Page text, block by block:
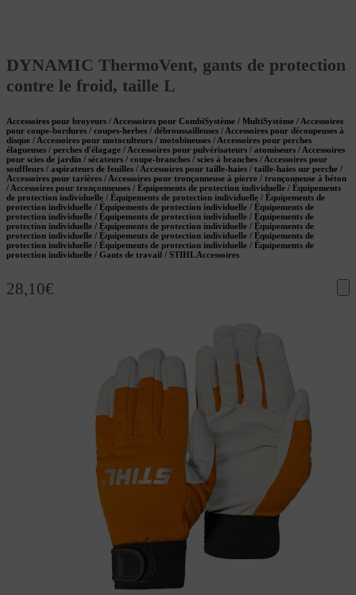
DYNAMIC ThermoVent, gants de protection
contre le froid, taille L
Accessoires pour broyeurs / Accessoires pour CombiSystème / MultiSystème / Accessoires
pour coupe-bordures / coupes-herbes / débroussailleuses / Accessoires pour découpeuses à
disque / Accessoires pour motoculteurs / motobineuses / Accessoires pour perches
élagueuses / perches d'élagage / Accessoires pour pulvérisateurs / atomiseurs / Accessoires
pour scies de jardin / sécateurs / coupe-branches / scies à branches / Accessoires pour
souffleurs / aspirateurs de feuilles / Accessoires pour taille-haies / taille-haies sur perche /
Accessoires pour tarières / Accessoires pour tronçonneuse à pierre / tronçonneuse à béton
/ Accessoires pour tronçonneuses / Équipements de protection individuelle / Équipements
de protection individuelle / Équipements de protection individuelle / Équipements de
protection individuelle / Équipements de protection individuelle / Équipements de
protection individuelle / Équipements de protection individuelle / Équipements de
protection individuelle / Équipements de protection individuelle / Équipements de
protection individuelle / Équipements de protection individuelle / Équipements de
protection individuelle / Équipements de protection individuelle / Équipements de
protection individuelle / Gants de travail / STIHL Accessoires
28,10€